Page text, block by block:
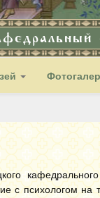
с психологом на